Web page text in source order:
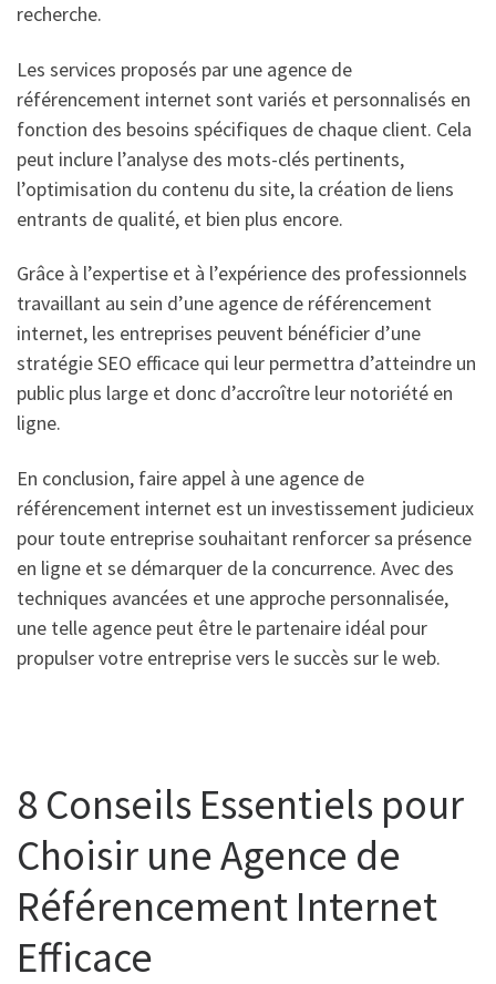
recherche.
Les services proposés par une agence de
référencement internet sont variés et personnalisés en
fonction des besoins spécifiques de chaque client. Cela
peut inclure l’analyse des mots-clés pertinents,
l’optimisation du contenu du site, la création de liens
entrants de qualité, et bien plus encore.
Grâce à l’expertise et à l’expérience des professionnels
travaillant au sein d’une agence de référencement
internet, les entreprises peuvent bénéficier d’une
stratégie SEO efficace qui leur permettra d’atteindre un
public plus large et donc d’accroître leur notoriété en
ligne.
En conclusion, faire appel à une agence de
référencement internet est un investissement judicieux
pour toute entreprise souhaitant renforcer sa présence
en ligne et se démarquer de la concurrence. Avec des
techniques avancées et une approche personnalisée,
une telle agence peut être le partenaire idéal pour
propulser votre entreprise vers le succès sur le web.
8 Conseils Essentiels pour
Choisir une Agence de
Référencement Internet
Efficace